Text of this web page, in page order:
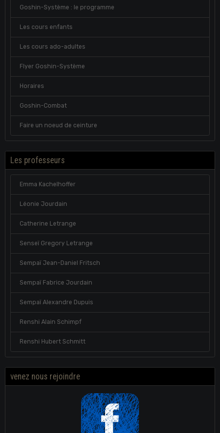
Goshin-Système : le programme
Les cours enfants
Les cours ado-adultes
Flyer Goshin-Système
Horaires
Goshin-Combat
Faire un noeud de ceinture
Les professeurs
Emma Kachelhoffer
Léonie Jourdain
Catherine Letrange
Senseï Gregory Letrange
Sempaï Jean-Daniel Fritsch
Sempaï Fabrice Jourdain
Sempaï Alexandre Dupuis
Renshi Alain Schimpf
Renshi Hubert Schmitt
venez nous rejoindre